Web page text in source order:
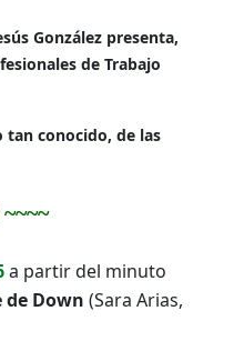
González presenta,
de Trabajo
tan conocido, de las
~~~~
a partir del minuto
de Down (Sara Arias,